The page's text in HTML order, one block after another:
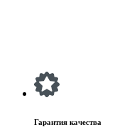
Гарантия качества